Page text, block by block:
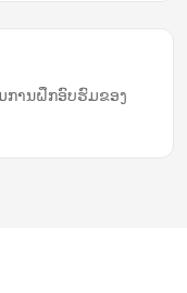
ການ​ຝຶກ​ອົບຮົມ​ຂອງ